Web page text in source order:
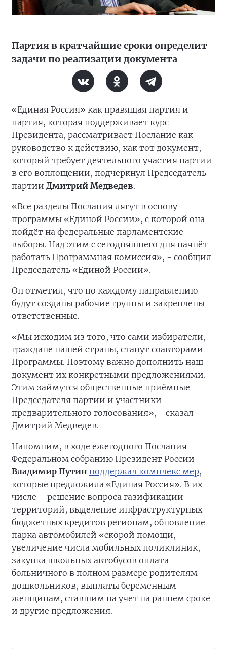
Партия в кратчайшие сроки определит
задачи по реализации документа
«Единая Россия» как правящая партия и
партия, которая поддерживает курс
Президента, рассматривает Послание как
руководство к действию, как тот документ,
который требует деятельного участия партии
в его воплощении, подчеркнул Председатель
партии Дмитрий Медведев.
«Все разделы Послания лягут в основу
программы «Единой России», с которой она
пойдёт на федеральные парламентские
выборы. Над этим с сегодняшнего дня начнёт
работать Программная комиссия», - сообщил
Председатель «Единой России».
Он отметил, что по каждому направлению
будут созданы рабочие группы и закреплены
ответственные.
«Мы исходим из того, что сами избиратели,
граждане нашей страны, станут соавторами
Программы. Поэтому важно дополнить наш
документ их конкретными предложениями.
Этим займутся общественные приёмные
Председателя партии и участники
предварительного голосования», - сказал
Дмитрий Медведев.
Напомним, в ходе ежегодного Послания
Федеральном собранию Президент России
Владимир Путин поддержал комплекс мер,
которые предложила «Единая Россия». В их
числе – решение вопроса газификации
территорий, выделение инфраструктурных
бюджетных кредитов регионам, обновление
парка автомобилей «скорой помощи,
увеличение числа мобильных поликлиник,
закупка школьных автобусов оплата
больничного в полном размере родителям
дошкольников, выплаты беременным
женщинам, ставшим на учет на раннем сроке
и другие предложения.